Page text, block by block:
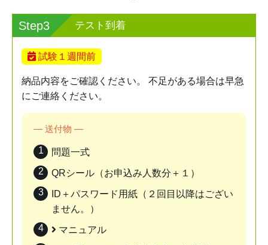
Step3 テスト到着
試験１週間前
納品内容をご確認ください。 不足がある場合は早急
にご連絡ください。
― 送付物 ―
問題一式
QRシール（お申込み人数分＋１）
ID＋パスワード用紙（２回目以降はござい
ません。）
マニュアル